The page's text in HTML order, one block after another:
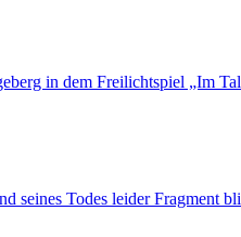
in dem Freilichtspiel „Im Tal
seines Todes leider Fragment